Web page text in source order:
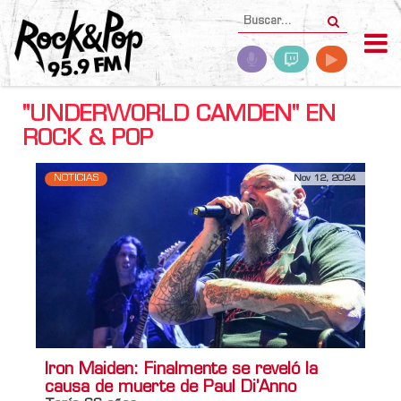
"UNDERWORLD CAMDEN" EN
ROCK & POP
NOTICIAS Nov 12, 2024
Iron Maiden: Finalmente se reveló la
causa de muerte de Paul Di’Anno